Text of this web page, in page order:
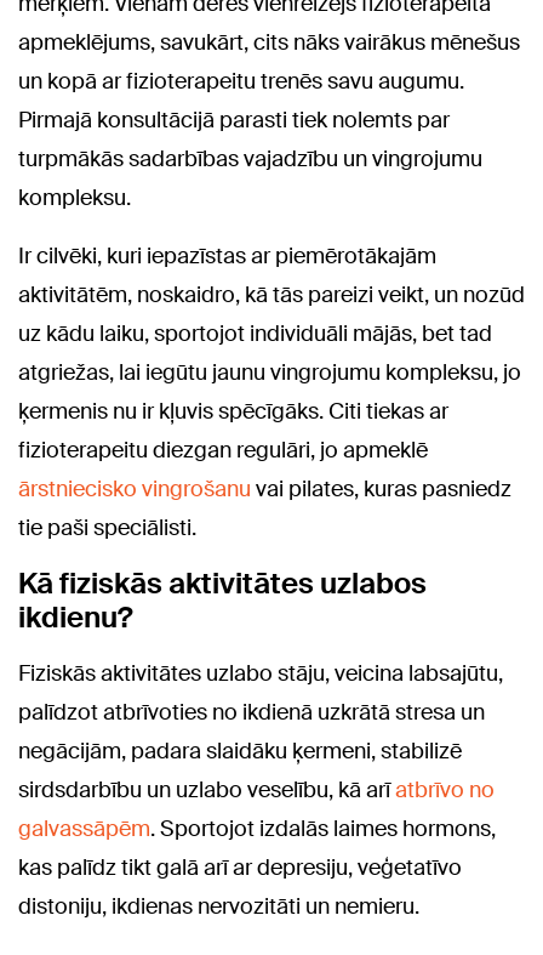
apmeklējums, savukārt, cits nāks vairākus mēnešus
un kopā ar fizioterapeitu trenēs savu augumu.
Pirmajā konsultācijā parasti tiek nolemts par
turpmākās sadarbības vajadzību un vingrojumu
kompleksu.
Ir cilvēki, kuri iepazīstas ar piemērotākajām
aktivitātēm, noskaidro, kā tās pareizi veikt, un nozūd
uz kādu laiku, sportojot individuāli mājās, bet tad
atgriežas, lai iegūtu jaunu vingrojumu kompleksu, jo
ķermenis nu ir kļuvis spēcīgāks. Citi tiekas ar
fizioterapeitu diezgan regulāri, jo apmeklē
ārstniecisko vingrošanu vai pilates, kuras pasniedz
tie paši speciālisti.
Kā fiziskās aktivitātes uzlabos
ikdienu?
Fiziskās aktivitātes uzlabo stāju, veicina labsajūtu,
palīdzot atbrīvoties no ikdienā uzkrātā stresa un
negācijām, padara slaidāku ķermeni, stabilizē
sirdsdarbību un uzlabo veselību, kā arīatbrīvo no
galvassāpēm. Sportojot izdalās laimes hormons,
kas palīdz tikt galā arī ar depresiju, veģetatīvo
distoniju, ikdienas nervozitāti un nemieru.